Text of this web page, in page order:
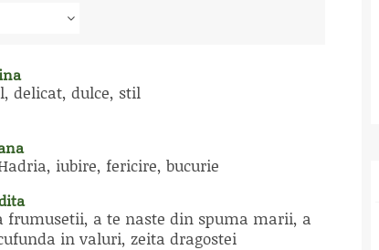
delicat, dulce, stil
iubire, fericire, bucurie
frumusetii, a te naste din spuma marii, a
in valuri, zeita dragostei